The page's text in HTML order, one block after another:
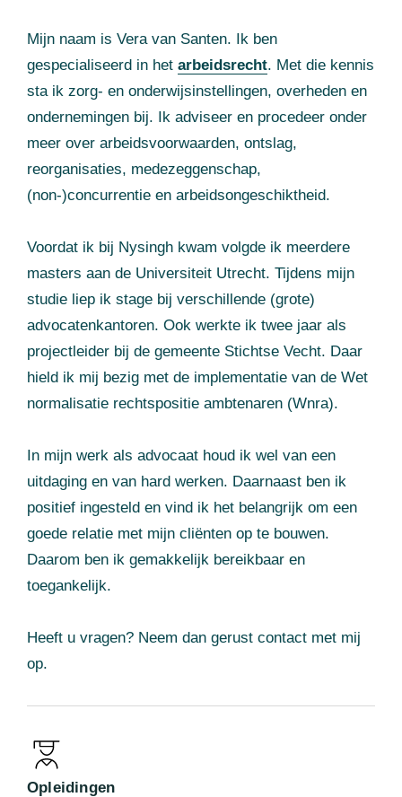
Mijn naam is Vera van Santen. Ik ben
gespecialiseerd in het arbeidsrecht. Met die kennis
sta ik zorg- en onderwijsinstellingen, overheden en
ondernemingen bij. Ik adviseer en procedeer onder
meer over arbeidsvoorwaarden, ontslag,
reorganisaties, medezeggenschap,
(non-)concurrentie en arbeidsongeschiktheid.
Voordat ik bij Nysingh kwam volgde ik meerdere
masters aan de Universiteit Utrecht. Tijdens mijn
studie liep ik stage bij verschillende (grote)
advocatenkantoren. Ook werkte ik twee jaar als
projectleider bij de gemeente Stichtse Vecht. Daar
hield ik mij bezig met de implementatie van de Wet
normalisatie rechtspositie ambtenaren (Wnra).
In mijn werk als advocaat houd ik wel van een
uitdaging en van hard werken. Daarnaast ben ik
positief ingesteld en vind ik het belangrijk om een
goede relatie met mijn cliënten op te bouwen.
Daarom ben ik gemakkelijk bereikbaar en
toegankelijk.
Heeft u vragen? Neem dan gerust contact met mij
op.
Opleidingen